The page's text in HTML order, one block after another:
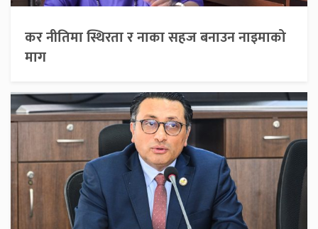
कर नीतिमा स्थिरता र नाका सहज बनाउन नाइमाको
माग